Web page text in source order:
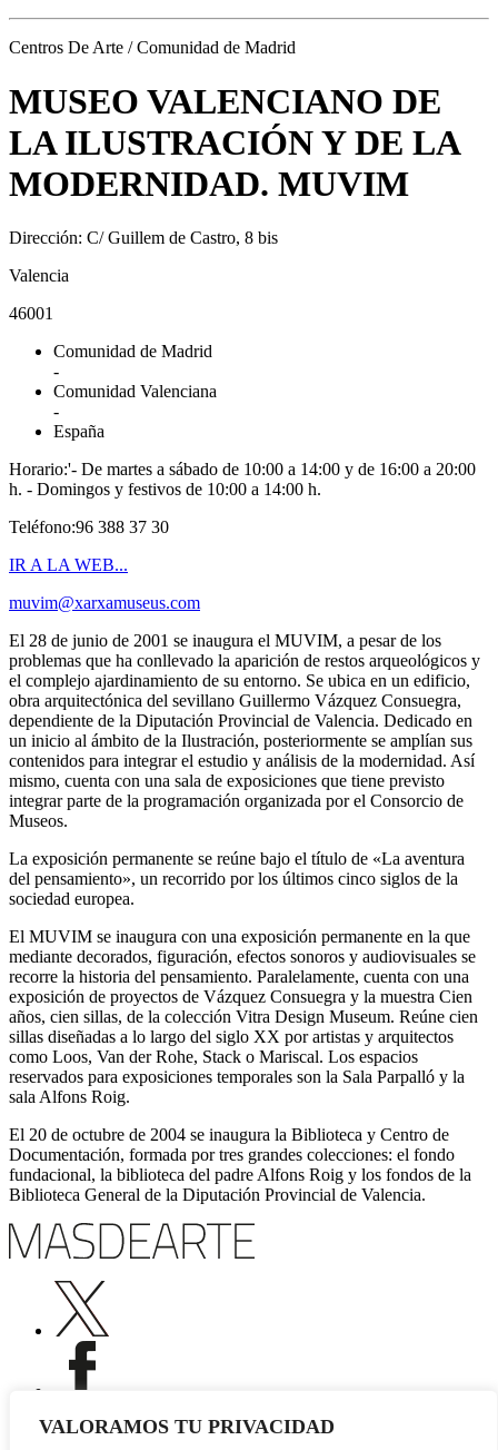
VALORAMOS TU PRIVACIDAD
Centros De Arte / Comunidad de Madrid
MUSEO VALENCIANO DE
LA ILUSTRACIÓN Y DE LA
MODERNIDAD. MUVIM
Dirección: C/ Guillem de Castro, 8 bis
Valencia
46001
Comunidad de Madrid
-
Comunidad Valenciana
-
España
Horario:'- De martes a sábado de 10:00 a 14:00 y de 16:00 a 20:00
h. - Domingos y festivos de 10:00 a 14:00 h.
Teléfono:96 388 37 30
IR A LA WEB...
muvim@xarxamuseus.com
El 28 de junio de 2001 se inaugura el MUVIM, a pesar de los
problemas que ha conllevado la aparición de restos arqueológicos y
el complejo ajardinamiento de su entorno. Se ubica en un edificio,
obra arquitectónica del sevillano Guillermo Vázquez Consuegra,
dependiente de la Diputación Provincial de Valencia. Dedicado en
un inicio al ámbito de la Ilustración, posteriormente se amplían sus
contenidos para integrar el estudio y análisis de la modernidad. Así
mismo, cuenta con una sala de exposiciones que tiene previsto
integrar parte de la programación organizada por el Consorcio de
Museos.
La exposición permanente se reúne bajo el título de «La aventura
del pensamiento», un recorrido por los últimos cinco siglos de la
sociedad europea.
El MUVIM se inaugura con una exposición permanente en la que
mediante decorados, figuración, efectos sonoros y audiovisuales se
recorre la historia del pensamiento. Paralelamente, cuenta con una
exposición de proyectos de Vázquez Consuegra y la muestra Cien
años, cien sillas, de la colección Vitra Design Museum. Reúne cien
sillas diseñadas a lo largo del siglo XX por artistas y arquitectos
como Loos, Van der Rohe, Stack o Mariscal. Los espacios
reservados para exposiciones temporales son la Sala Parpalló y la
sala Alfons Roig.
El 20 de octubre de 2004 se inaugura la Biblioteca y Centro de
Documentación, formada por tres grandes colecciones: el fondo
fundacional, la biblioteca del padre Alfons Roig y los fondos de la
Biblioteca General de la Diputación Provincial de Valencia.